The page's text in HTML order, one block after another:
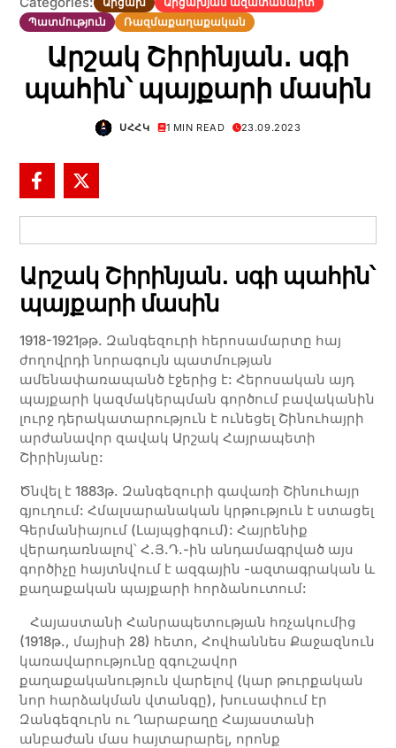
Պատմություն
Ռազմաքաղաքական
Արշակ Շիրինյան․ սգի
պահին՝ պայքարի մասին
ՍՀՀԿ 1 MIN READ 23.09.2023
Արշակ Շիրինյան․ սգի պահին՝
պայքարի մասին
1918-1921թթ. Զանգեզուրի հերոսամարտը հայ
ժողովրդի նորագույն պատմության
ամենափառապանծ էջերից է: Հերոսական այդ
պայքարի կազմակերպման գործում բավականին
լուրջ դերակատարություն է ունեցել Շինուհայրի
արժանավոր զավակ Արշակ Հայրապետի
Շիրինյանը:
Ծնվել է 1883թ. Զանգեզուրի գավառի Շինուհայր
գյուղում: Հմալսարանական կրթություն է ստացել
Գերմանիայում (Լայպցիգում): Հայրենիք
վերադառնալով՝ Հ.Յ.Դ.-ին անդամագրված այս
գործիչը հայտնվում է ազգային -ազտագրական և
քաղաքական պայքարի հորձանուտում:
Հայաստանի Հանրապետության հռչակումից
(1918թ., մայիսի 28) հետո, Հովհաննես Քաջազնուն
կառավարությունը զգուշավոր
քաղաքականություն վարելով (կար թուրքական
նոր հարձակման վտանգը), խուսափում էր
Զանգեզուրն ու Ղարաբաղը Հայաստանի
անբաժան մաս հայտարարել, որոնք